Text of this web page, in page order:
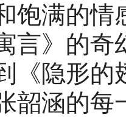
饱满的
言》的奇
《隐形的
韶涵的